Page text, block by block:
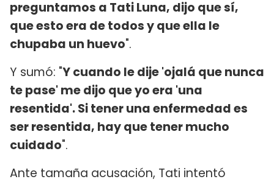
preguntamos a Tati Luna, dijo que sí,
que esto era de todos y que ella le
chupaba un huevo".
Y sumó: "Y cuando le dije 'ojalá que nunca
te pase' me dijo que yo era 'una
resentida'. Si tener una enfermedad es
ser resentida, hay que tener mucho
cuidado".
Ante tamaña acusación, Tati intentó